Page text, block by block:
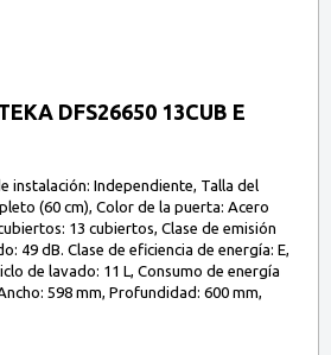
DFS26650 13CUB E
instalación: Independiente, Talla del
(60 cm), Color de la puerta: Acero
13 cubiertos, Clase de emisión
49 dB. Clase de eficiencia de energía: E,
de lavado: 11 L, Consumo de energía
598 mm, Profundidad: 600 mm,